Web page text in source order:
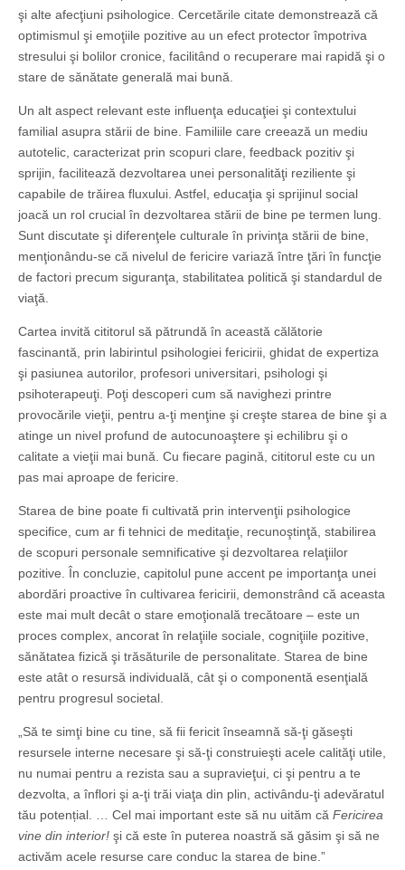
şi alte afecţiuni psihologice. Cercetările citate demonstrează că
optimismul şi emoţiile pozitive au un efect protector împotriva
stresului şi bolilor cronice, facilitând o recuperare mai rapidă şi o
stare de sănătate generală mai bună.
Un alt aspect relevant este influenţa educaţiei şi contextului
familial asupra stării de bine. Familiile care creează un mediu
autotelic, caracterizat prin scopuri clare, feedback pozitiv şi
sprijin, facilitează dezvoltarea unei personalităţi reziliente şi
capabile de trăirea fluxului. Astfel, educaţia şi sprijinul social
joacă un rol crucial în dezvoltarea stării de bine pe termen lung.
Sunt discutate şi diferenţele culturale în privinţa stării de bine,
menţionându-se că nivelul de fericire variază între ţări în funcţie
de factori precum siguranţa, stabilitatea politică şi standardul de
viaţă.
Cartea invită cititorul să pătrundă în această călătorie
fascinantă, prin labirintul psihologiei fericirii, ghidat de expertiza
şi pasiunea autorilor, profesori universitari, psihologi şi
psihoterapeuţi. Poţi descoperi cum să navighezi printre
provocările vieţii, pentru a-ţi menţine şi creşte starea de bine şi a
atinge un nivel profund de autocunoaştere şi echilibru şi o
calitate a vieţii mai bună. Cu fiecare pagină, cititorul este cu un
pas mai aproape de fericire.
Starea de bine poate fi cultivată prin intervenţii psihologice
specifice, cum ar fi tehnici de meditaţie, recunoştinţă, stabilirea
de scopuri personale semnificative şi dezvoltarea relaţiilor
pozitive. În concluzie, capitolul pune accent pe importanţa unei
abordări proactive în cultivarea fericirii, demonstrând că aceasta
este mai mult decât o stare emoţională trecătoare – este un
proces complex, ancorat în relaţiile sociale, cogniţiile pozitive,
sănătatea fizică şi trăsăturile de personalitate. Starea de bine
este atât o resursă individuală, cât şi o componentă esenţială
pentru progresul societal.
„Să te simţi bine cu tine, să fii fericit înseamnă să-ţi găseşti
resursele interne necesare şi să-ţi construieşti acele calităţi utile,
nu numai pentru a rezista sau a supravieţui, ci şi pentru a te
dezvolta, a înflori şi a-ţi trăi viaţa din plin, activându-ţi adevăratul
tău potențial. … Cel mai important este să nu uităm că Fericirea
vine din interior! şi că este în puterea noastră să găsim şi să ne
activăm acele resurse care conduc la starea de bine.”